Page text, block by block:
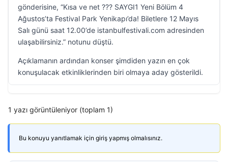
gönderisine, “Kısa ve net ??? SAYGI1 Yeni Bölüm 4
Ağustos’ta Festival Park Yenikapı’da! Biletlere 12 Mayıs
Salı günü saat 12.00’de istanbulfestivali.com adresinden
ulaşabilirsiniz.” notunu düştü.
Açıklamanın ardından konser şimdiden yazın en çok
konuşulacak etkinliklerinden biri olmaya aday gösterildi.
1 yazı görüntüleniyor (toplam 1)
Bu konuyu yanıtlamak için giriş yapmış olmalısınız.